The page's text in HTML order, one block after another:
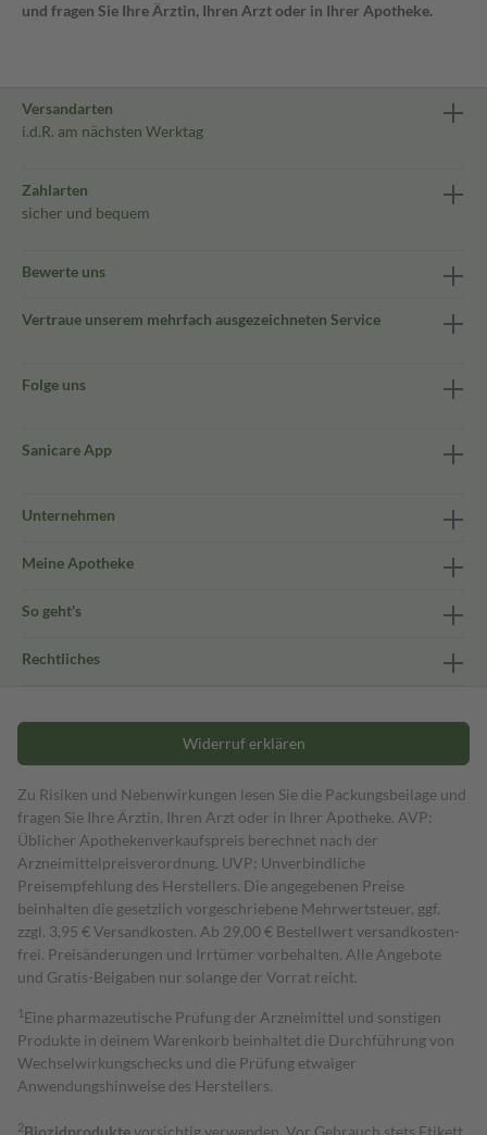
und fragen Sie Ihre Ärztin, Ihren Arzt oder in Ihrer Apotheke.
Versandarten
i.d.R. am nächsten Werktag
Zahlarten
sicher und bequem
Bewerte uns
Vertraue unserem mehrfach ausgezeichneten Service
Folge uns
Sanicare App
Unternehmen
Meine Apotheke
So geht's
Rechtliches
Widerruf erklären
Zu Risiken und Nebenwirkungen lesen Sie die Packungsbeilage und
fragen Sie Ihre Ärztin, Ihren Arzt oder in Ihrer Apotheke. AVP:
Üblicher Apothekenverkaufspreis berechnet nach der
Arzneimittelpreisverordnung. UVP: Unverbindliche
Preisempfehlung des Herstellers. Die angegebenen Preise
beinhalten die gesetzlich vorgeschriebene Mehrwertsteuer, ggf.
zzgl. 3,95 € Versandkosten. Ab 29,00 € Bestell­wert versand­kosten­
frei. Preisänderungen und Irrtümer vorbehalten. Alle Angebote
und Gratis-Beigaben nur solange der Vorrat reicht.
1 Eine pharmazeutische Prüfung der Arzneimittel und sonstigen
Produkte in deinem Warenkorb beinhaltet die Durchführung von
Wechselwirkungschecks und die Prüfung etwaiger
Anwendungshinweise des Herstellers.
2Biozidproduktevorsichtig verwenden. Vor Gebrauch stets Etikett